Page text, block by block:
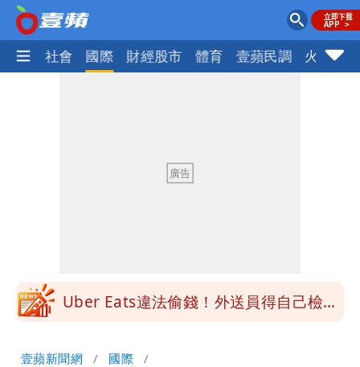
政治 社會 國際 財經股市 體育 壹蘋民調 火線話
過政府法律顧問
白海豚增強了！首波海警範圍曝光
悼念
Uber Eats違法偷錢！外送員得自己檢
壹蘋新聞網 國際